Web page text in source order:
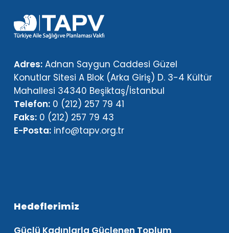
Adres:Adnan Saygun Caddesi Güzel
Konutlar Sitesi A Blok (Arka Giriş) D. 3-4 Kültür
Mahallesi 34340 Beşiktaş/İstanbul
Telefon: 0 (212) 257 79 41
Faks:0 (212) 257 79 43
E-Posta: info@tapv.org.tr
Hedeflerimiz